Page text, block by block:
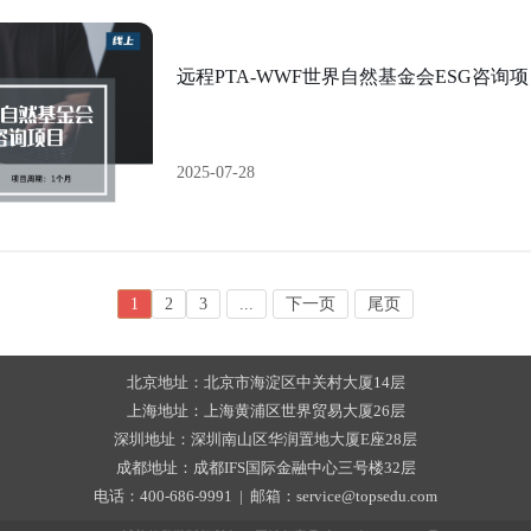
远程PTA-WWF世界自然基金会ESG咨询
2025-07-28
1 2 3 ... 下一页 尾页
北京地址：北京市海淀区中关村大厦14层
上海地址：上海黄浦区世界贸易大厦26层
深圳地址：深圳南山区华润置地大厦E座28层
成都地址：成都IFS国际金融中心三号楼32层
电话：400-686-9991 | 邮箱：service@topsedu.com